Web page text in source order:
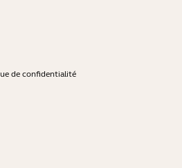
de confidentialité